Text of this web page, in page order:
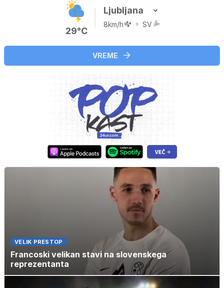
29°C
Ljubljana
8km/h SV
VREME
VELIK PRESTOP
Francoski velikan stavi na slovenskega
reprezentanta